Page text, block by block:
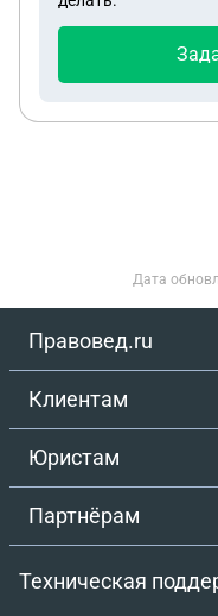
Дата
Правовед.ru
Клиентам
Юристам
Партнёрам
Техническая